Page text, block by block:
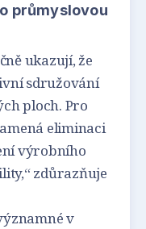
průmyslovou
ukazují, že
sdružování
ploch. Pro
eliminaci
výrobního
zdůrazňuje
v